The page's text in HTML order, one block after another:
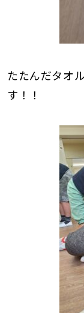
たたんだタオ
す！！